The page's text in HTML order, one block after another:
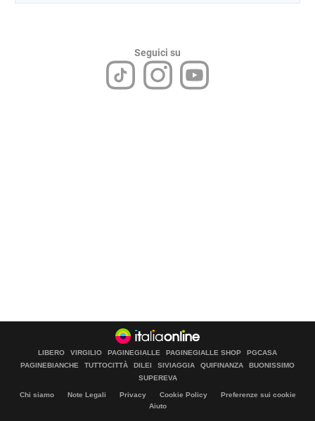
Seguici su
LIBERO VIRGILIO PAGINEGIALLE PAGINEGIALLE SHOP
PGCASA
PAGINEBIANCHE
TUTTOCITTÀ DILEI SIVIAGGIA QUIFINANZA
BUONISSIMO
SUPEREVA
Chi siamo Note Legali Privacy Cookie Policy
Preferenze sui cookie
Aiuto